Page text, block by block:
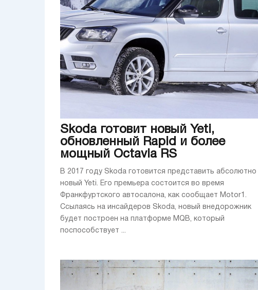
Skoda готовит новый Yeti,
обновленный Rapid и более
мощный Octavia RS
В 2017 году Skoda готовится представить абсолютно
новый Yeti. Его премьера состоится во время
Франкфуртского автосалона, как сообщает Motor1.
Ссылаясь на инсайдеров Skoda, новый внедорожник
будет построен на платформе MQB, который
поспособствует ...